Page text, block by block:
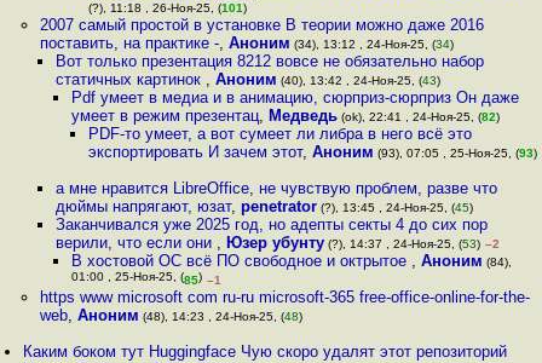
(?), 11:18 , 26-Ноя-25, (101)
2007 самый простой в установке В теории можно даже 2016
поставить, на практике -, Аноним (34), 13:12 , 24-Ноя-25, (34)
Вот только презентация 8212 вовсе не обязательно набор
статичных картинок , Аноним (40), 13:42 , 24-Ноя-25, (43)
Pdf умеет в медиа и в анимацию, сюрприз-сюрприз Он даже
умеет в режим презентац, Медведь (ok), 22:41 , 24-Ноя-25, (82)
PDF-то умеет, а вот сумеет ли либра в него всё это
экспортировать И зачем этот, Аноним (93), 07:05 , 25-Ноя-25, (93)
а мне нравится LibreOffice, не чувствую проблем, разве что
дюймы напрягают, юзат, penetrator(?), 13:45 , 24-Ноя-25, (45)
Заканчивался уже 2025 год, но адепты секты 4 до сих пор
верили, что если они , Юзер убунту(?), 14:37 , 24-Ноя-25, (53) –2
В хостовой ОС всё ПО свободное и октрытое ,Аноним (84),
01:00 , 25-Ноя-25, (85) –1
https www microsoft com ru-ru microsoft-365 free-office-online-for-the-
web, Аноним (48), 14:23 , 24-Ноя-25, (48)
Каким боком тут Huggingface Чую скоро удалят этот репозиторий